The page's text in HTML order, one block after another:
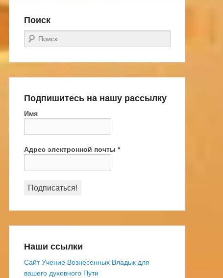
Поиск
Поиск
Подпишитесь на нашу рассылку
Имя
Адрес электронной почты *
Наши ссылки
Сайт Учение Вознесенных Владык для
вашего духовного Пути